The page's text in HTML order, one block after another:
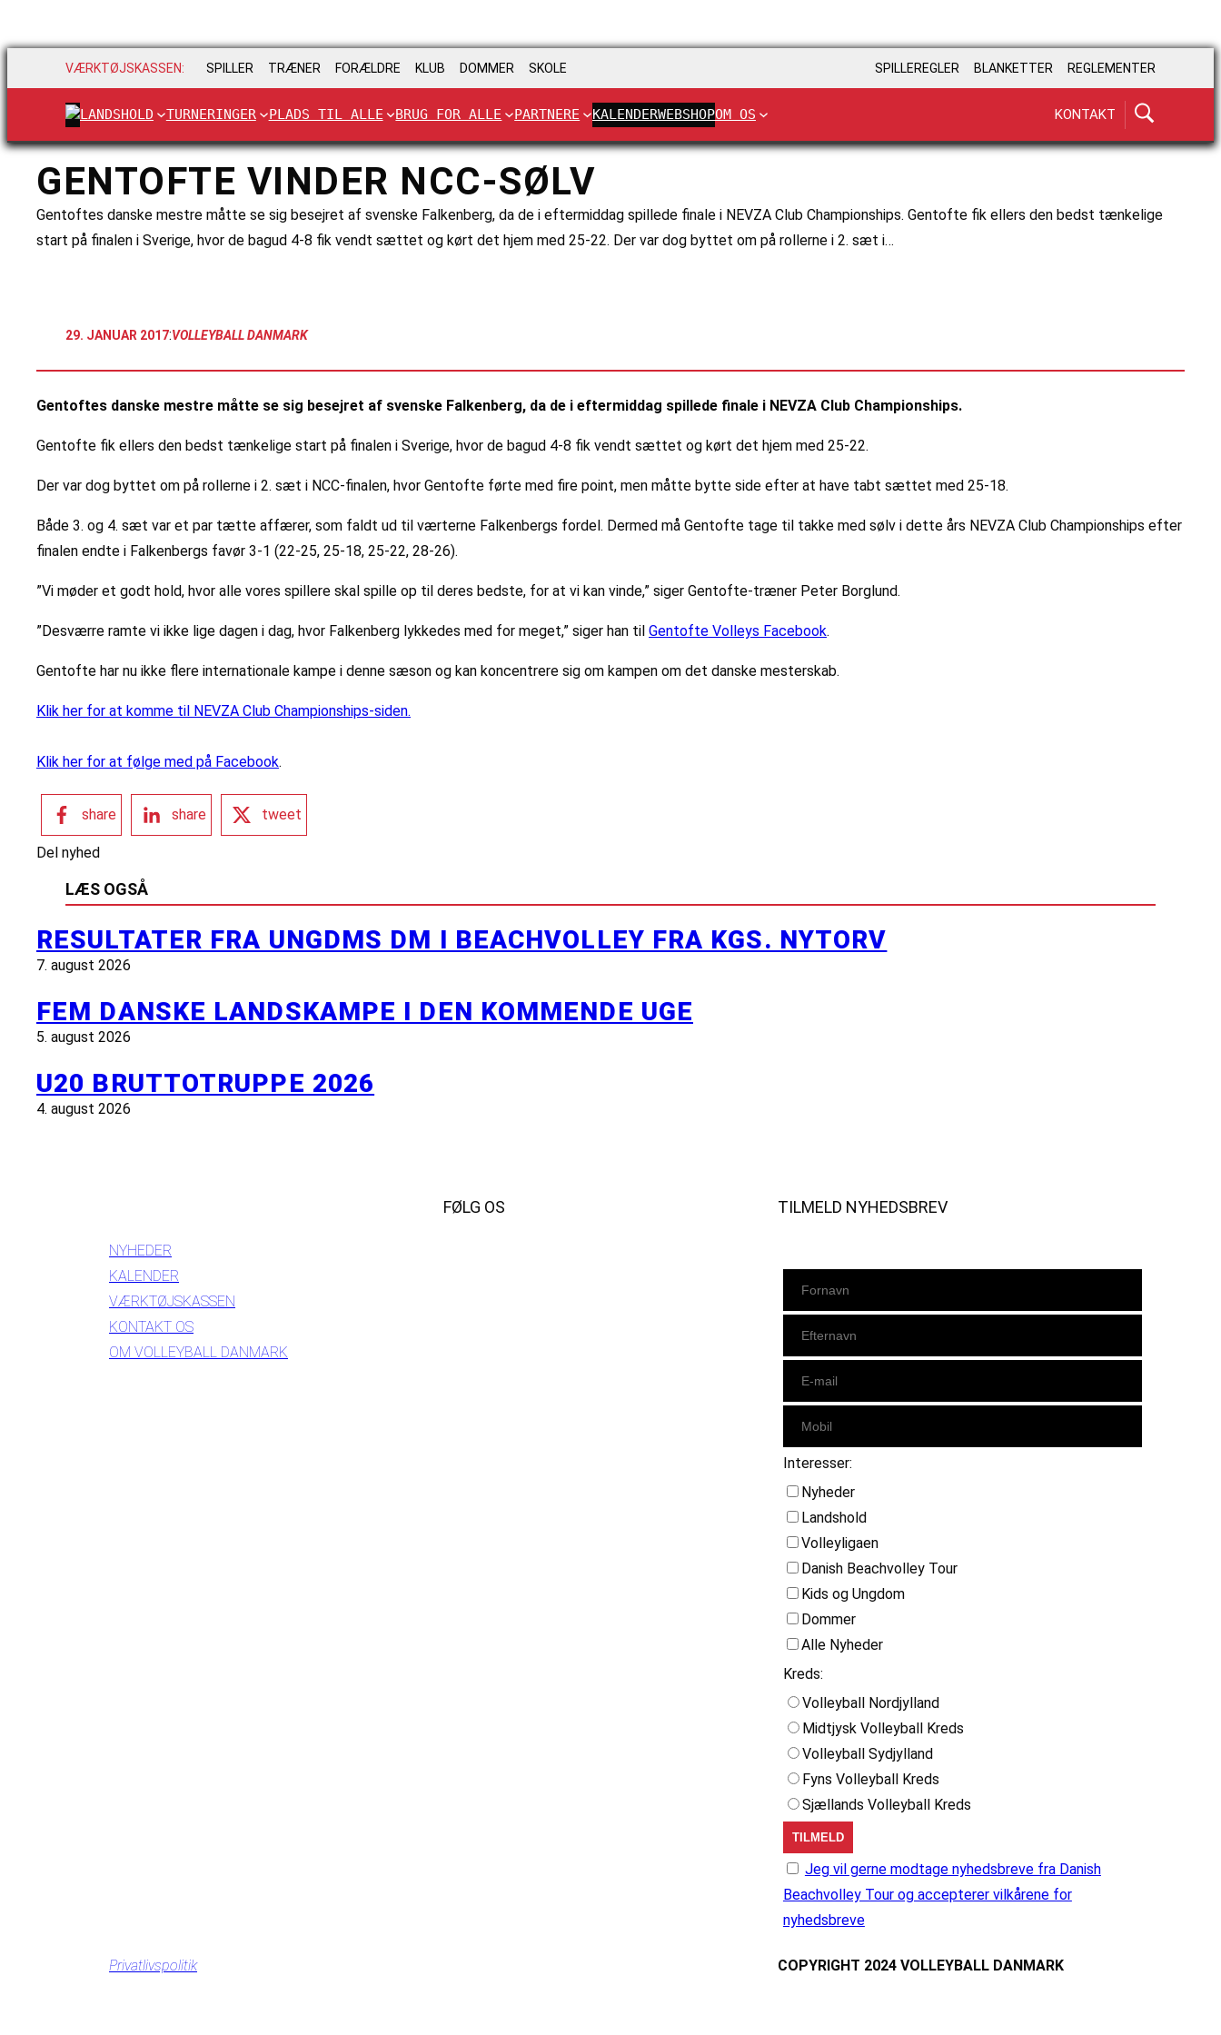
VÆRKTØJSKASSEN: SPILLER TRÆNER FORÆLDRE KLUB DOMMER SKOLE SPILLEREGLER BLANKETTER REGLEMENTER
LANDSHOLD TURNERINGER PLADS TIL ALLE BRUG FOR ALLE PARTNERE KALENDERWEBSHOPOM OS KONTAKT
GENTOFTE VINDER NCC-SØLV
Gentoftes danske mestre måtte se sig besejret af svenske Falkenberg, da de i eftermiddag spillede finale i NEVZA Club Championships. Gentofte fik ellers den bedst tænkelige
start på finalen i Sverige, hvor de bagud 4-8 fik vendt sættet og kørt det hjem med 25-22. Der var dog byttet om på rollerne i 2. sæt i…
29. JANUAR 2017:VOLLEYBALL DANMARK
Gentoftes danske mestre måtte se sig besejret af svenske Falkenberg, da de i eftermiddag spillede finale i NEVZA Club Championships.
Gentofte fik ellers den bedst tænkelige start på finalen i Sverige, hvor de bagud 4-8 fik vendt sættet og kørt det hjem med 25-22.
Der var dog byttet om på rollerne i 2. sæt i NCC-finalen, hvor Gentofte førte med fire point, men måtte bytte side efter at have tabt sættet med 25-18.
Både 3. og 4. sæt var et par tætte affærer, som faldt ud til værterne Falkenbergs fordel. Dermed må Gentofte tage til takke med sølv i dette års NEVZA Club Championships efter
finalen endte i Falkenbergs favør 3-1 (22-25, 25-18, 25-22, 28-26).
”Vi møder et godt hold, hvor alle vores spillere skal spille op til deres bedste, for at vi kan vinde,” siger Gentofte-træner Peter Borglund.
”Desværre ramte vi ikke lige dagen i dag, hvor Falkenberg lykkedes med for meget,” siger han til Gentofte Volleys Facebook.
Gentofte har nu ikke flere internationale kampe i denne sæson og kan koncentrere sig om kampen om det danske mesterskab.
Klik her for at komme til NEVZA Club Championships-siden.
Klik her for at følge med på Facebook.
share share tweet
Del nyhed
LÆS OGSÅ
RESULTATER FRA UNGDMS DM I BEACHVOLLEY FRA KGS. NYTORV
7. august 2026
FEM DANSKE LANDSKAMPE I DEN KOMMENDE UGE
5. august 2026
U20 BRUTTOTRUPPE 2026
4. august 2026
NYHEDER
KALENDER
VÆRKTØJSKASSEN
KONTAKT OS
OM VOLLEYBALL DANMARK
FØLG OS TILMELD NYHEDSBREV
Interesser:
Nyheder
Landshold
Volleyligaen
Danish Beachvolley Tour
Kids og Ungdom
Dommer
Alle Nyheder
Kreds:
Volleyball Nordjylland
Midtjysk Volleyball Kreds
Volleyball Sydjylland
Fyns Volleyball Kreds
Sjællands Volleyball Kreds
Jeg vil gerne modtage nyhedsbreve fra Danish
Beachvolley Tour og accepterer vilkårene for
nyhedsbreve
Privatlivspolitik COPYRIGHT 2024 VOLLEYBALL DANMARK